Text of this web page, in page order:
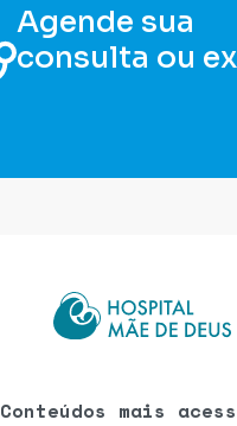
Agende sua
consulta ou
Conteúdos mais